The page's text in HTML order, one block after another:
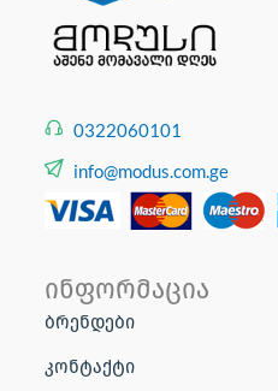
0322060101
info@modus.com.ge
ინფორმაცია
ბრენდები
კონტაქტი